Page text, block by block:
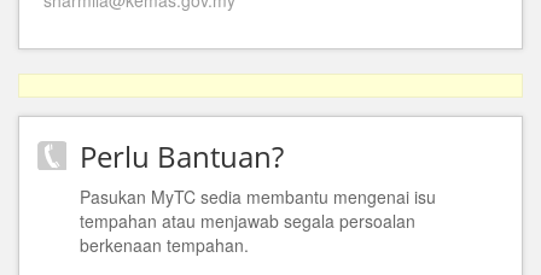
Perlu Bantuan?
Pasukan MyTC sedia membantu mengenai isu
tempahan atau menjawab segala persoalan
berkenaan tempahan.